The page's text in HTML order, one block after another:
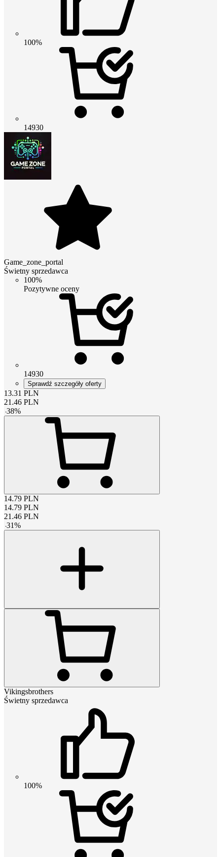
100%
14930
Game_zone_portal
Świetny sprzedawca
100%
Pozytywne oceny
14930
Sprawdź szczegóły oferty
13.31 PLN
21.46 PLN
-38%
14.79 PLN
14.79 PLN
21.46 PLN
-31%
Vikingsbrothers
Świetny sprzedawca
100%